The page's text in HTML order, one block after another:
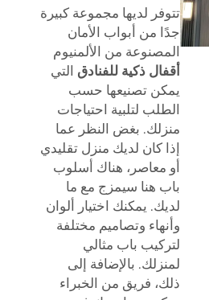
تتوفر لديها مجموعة كبيرة
جدًا من أبواب الأمان
المصنوعة من الألمنيوم
أقفال ذكية للفنادق التي
يمكن تصنيعها حسب
الطلب لتلبية احتياجات
منزلك. بغض النظر عما
إذا كان لديك منزل تقليدي
أو معاصر، هناك أسلوب
باب هنا سيمزج مع ما
لديك. يمكنك اختيار ألوان
وأنهاء وتصاميم مختلفة
لتركيب باب مثالي
لمنزلك. بالإضافة إلى
ذلك، فريق من الخبراء